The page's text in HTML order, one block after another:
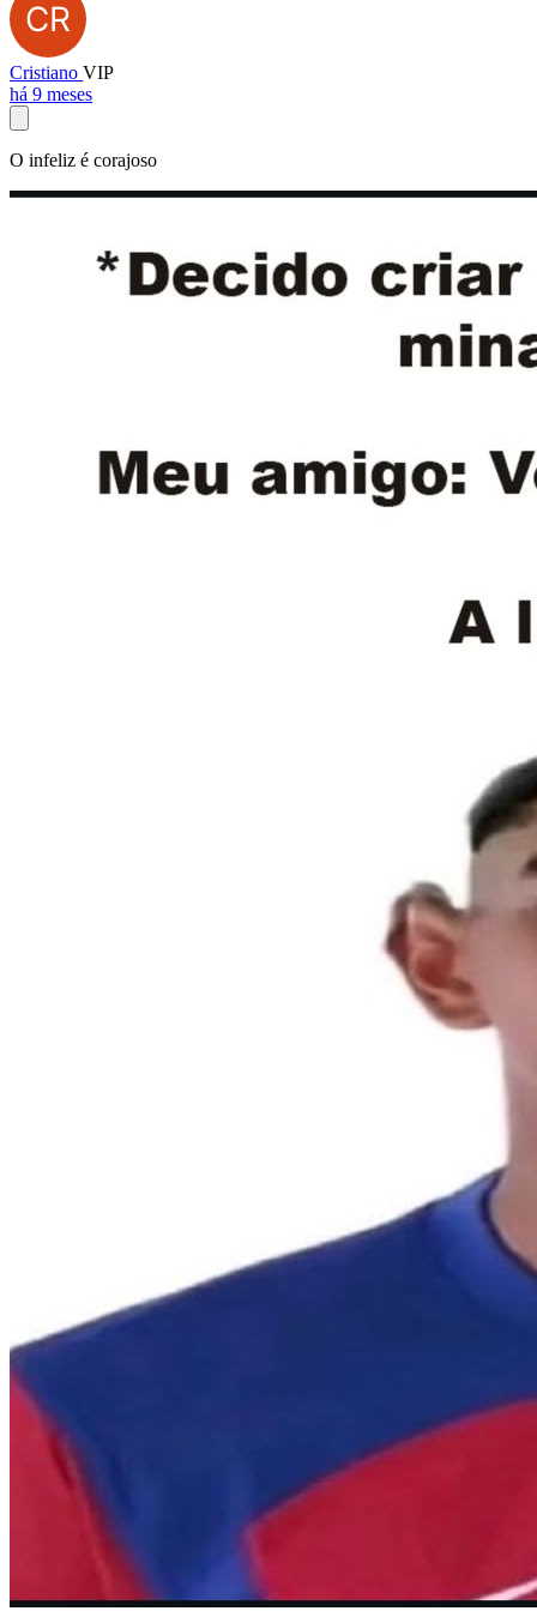
Cristiano VIP
há 9 meses
O infeliz é corajoso